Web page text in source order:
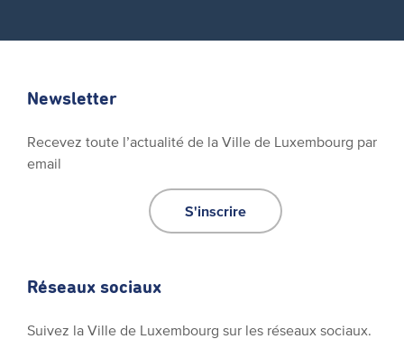
Newsletter
Recevez toute l’actualité de la Ville de Luxembourg par
email
S'inscrire
Réseaux sociaux
Suivez la Ville de Luxembourg sur les réseaux sociaux.